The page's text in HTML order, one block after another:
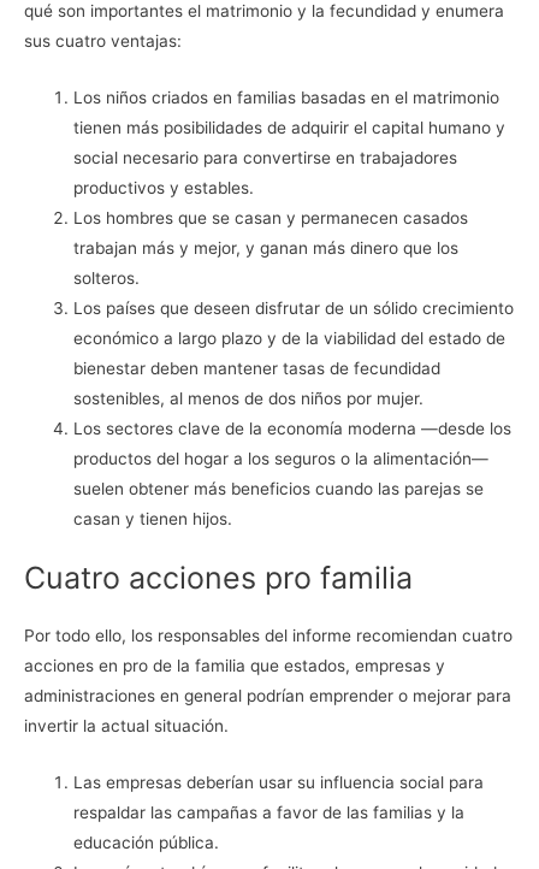
qué son importantes el matrimonio y la fecundidad y enumera
sus cuatro ventajas:
Los niños criados en familias basadas en el matrimonio
tienen más posibilidades de adquirir el capital humano y
social necesario para convertirse en trabajadores
productivos y estables.
Los hombres que se casan y permanecen casados
trabajan más y mejor, y ganan más dinero que los
solteros.
Los países que deseen disfrutar de un sólido crecimiento
económico a largo plazo y de la viabilidad del estado de
bienestar deben mantener tasas de fecundidad
sostenibles, al menos de dos niños por mujer.
Los sectores clave de la economía moderna —desde los
productos del hogar a los seguros o la alimentación—
suelen obtener más beneficios cuando las parejas se
casan y tienen hijos.
Cuatro acciones pro familia
Por todo ello, los responsables del informe recomiendan cuatro
acciones en pro de la familia que estados, empresas y
administraciones en general podrían emprender o mejorar para
invertir la actual situación.
Las empresas deberían usar su influencia social para
respaldar las campañas a favor de las familias y la
educación pública.